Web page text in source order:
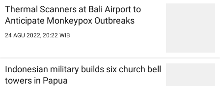
Thermal Scanners at Bali Airport to
Anticipate Monkeypox Outbreaks
24 AGU 2022, 20:22 WIB
Indonesian military builds six church bell
towers in Papua